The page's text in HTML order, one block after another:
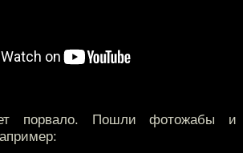
порвало. Пошли фотожабы и